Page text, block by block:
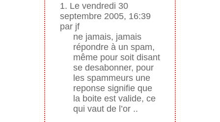
1. Le vendredi 30
septembre 2005, 16:39
par jf
ne jamais, jamais
répondre à un spam,
même pour soit disant
se desabonner, pour
les spammeurs une
reponse signifie que
la boite est valide, ce
qui vaut de l’or ..